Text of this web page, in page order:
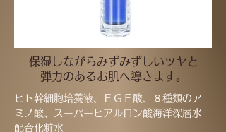
保湿しながらみずみずしいツヤと
弾力のあるお肌へ導きます。
ヒト幹細胞培養液、ＥＧ Ｆ酸、８種類のア
ミノ酸、スーパーヒアルロン酸海洋深層水
配合化粧水